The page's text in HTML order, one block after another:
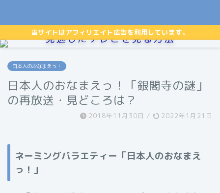
当サイトはアフィリエイト広告を利用しています。
見逃したテレビを見る方法
日本人のおなまえっ！
日本人のおなまえっ！「銀閣寺の謎」
の再放送・見どころは？
2018年11月30日 / 2022年1月21日
ネーミングバラエティー「日本人のおなまえ
っ！」